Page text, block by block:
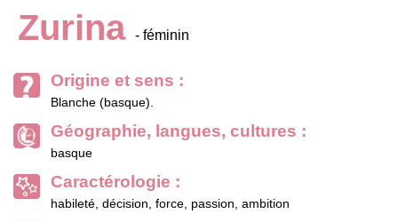
Zurina - féminin
Origine et sens :
Blanche (basque).
Géographie, langues, cultures :
basque
Caractérologie :
habileté, décision, force, passion, ambition